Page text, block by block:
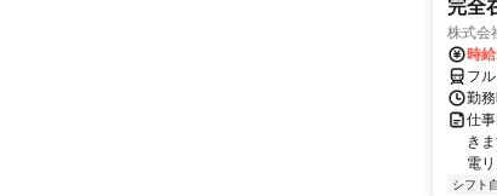
完全
株式会
時
フ
勤
仕
き
電
シフト